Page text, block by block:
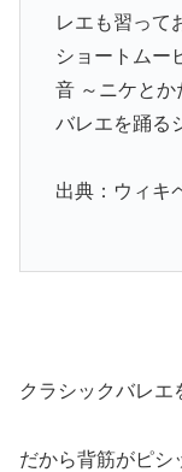
レエも習って
ショートムー
音 ～ニケとか
バレエを踊る
出典：ウィキ
クラシックバレエ
だから背筋がピシ